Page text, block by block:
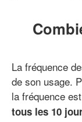
La fréquence
de son usage.
la fréquence
tous les 10